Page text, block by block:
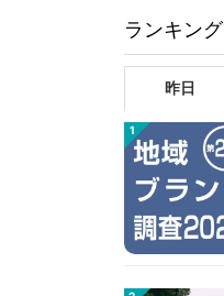
ランキング
昨日
1